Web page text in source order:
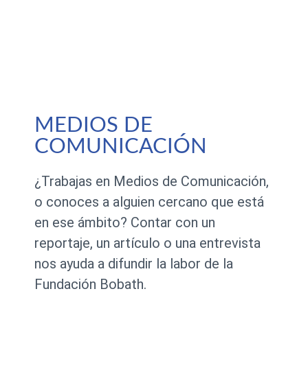
MEDIOS DE
COMUNICACIÓN
¿Trabajas en Medios de Comunicación,
o conoces a alguien cercano que está
en ese ámbito? Contar con un
reportaje, un artículo o una entrevista
nos ayuda a difundir la labor de la
Fundación Bobath.